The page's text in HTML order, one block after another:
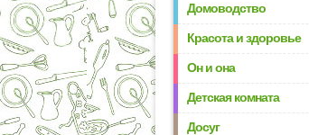
Домоводство
Красота и здоровье
Он и она
Детская комната
Досуг